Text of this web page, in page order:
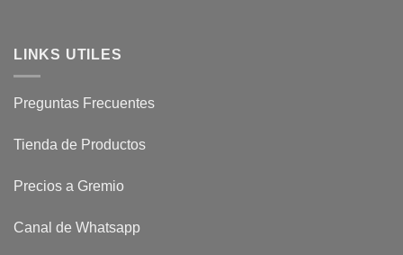
LINKS UTILES
Preguntas Frecuentes
Tienda de Productos
Precios a Gremio
Canal de Whatsapp